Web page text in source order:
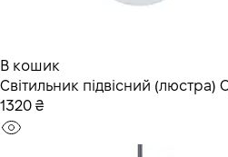
В кошик
Світильник підвісний (люстра)
1320 ₴